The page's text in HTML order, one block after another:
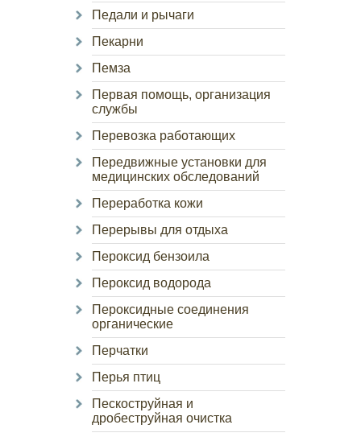
Педали и рычаги
Пекарни
Пемза
Первая помощь, организация
службы
Перевозка работающих
Передвижные установки для
медицинских обследований
Переработка кожи
Перерывы для отдыха
Пероксид бензоила
Пероксид водорода
Пероксидные соединения
органические
Перчатки
Перья птиц
Пескоструйная и
дробеструйная очистка